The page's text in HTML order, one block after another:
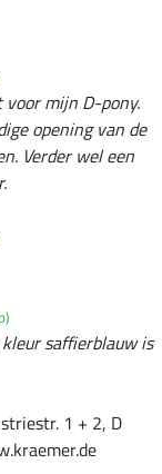
voor mijn D-pony.
opening van de
Verder wel een
saffierblauw is
1 + 2, D